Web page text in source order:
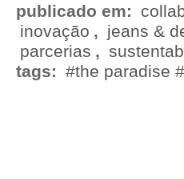
publicado em:
inovação , jeans &
parcerias ,
tags: #the paradise